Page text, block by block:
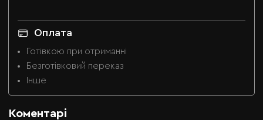
Оплата
Готівкою при отриманні
Безготівковий переказ
Інше
Коментарі